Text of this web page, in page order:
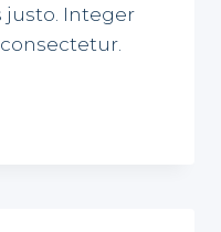
justo. Integer